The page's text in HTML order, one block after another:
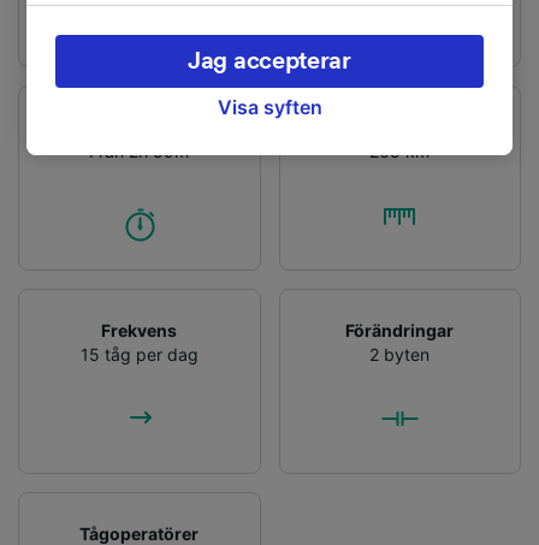
Från 2h 59m
265 km
Frekvens
15 tåg per dag
Förändringar
2 byten
Tågoperatörer
intresse används, eller när som helst på sidan
för dataskyddspolicy. Dessa val kommer att
signaleras till våra partners och påverkar inte
att användas för spårningsändamål om du har
Vi och våra partners behandlar data för att
tillhandahålla:
Använda exakta uppgifter om geografisk
egenskaper för identifieringsändamål. Lagra
och/eller få åtkomst till information på en
reklam- och innehållsmätning, forskning
Visa syften
Jag accepterar